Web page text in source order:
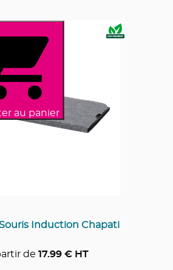
au panier
Induction Chapati
de 17.99 € HT